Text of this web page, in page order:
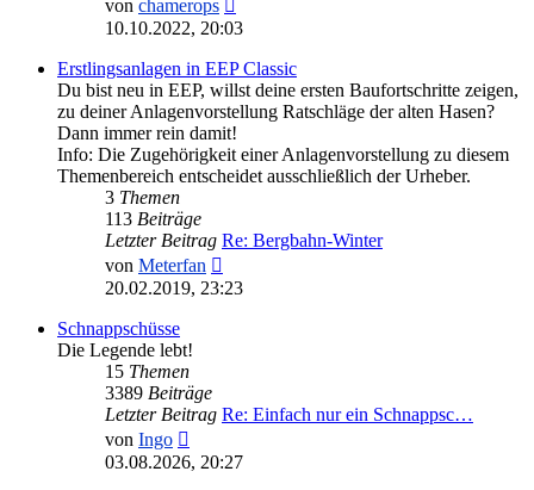
von chamerops
Beitrag
10.10.2022, 20:03
Erstlingsanlagen in EEP Classic
Du bist neu in EEP, willst deine ersten Baufortschritte zeigen,
zu deiner Anlagenvorstellung Ratschläge der alten Hasen?
Dann immer rein damit!
Info: Die Zugehörigkeit einer Anlagenvorstellung zu diesem
Themenbereich entscheidet ausschließlich der Urheber.
3 Themen
113 Beiträge
Letzter Beitrag Re: Bergbahn-Winter
von Meterfan
Beitrag
20.02.2019, 23:23
Schnappschüsse
Die Legende lebt!
15 Themen
3389 Beiträge
Letzter Beitrag Re: Einfach nur ein Schnappsc…
von Ingo
Beitrag
03.08.2026, 20:27